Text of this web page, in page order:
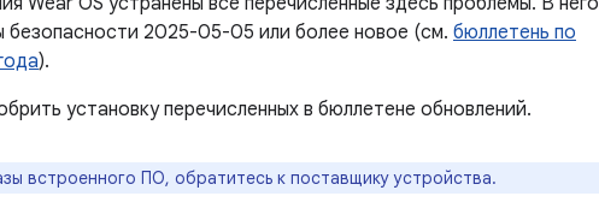
безопасности 2025-05-05 или более новое (см. бюллетень по
).
установку перечисленных в бюллетене обновлений.
встроенного ПО, обратитесь к поставщику устройства.